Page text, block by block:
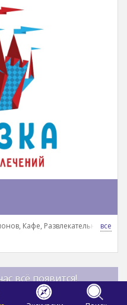
Кафе, Развлекательный
всё появится!